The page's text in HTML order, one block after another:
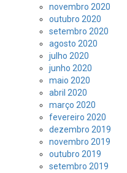
novembro 2020
outubro 2020
setembro 2020
agosto 2020
julho 2020
junho 2020
maio 2020
abril 2020
março 2020
fevereiro 2020
dezembro 2019
novembro 2019
outubro 2019
setembro 2019